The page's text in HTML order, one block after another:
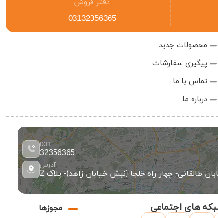
دفتر فروش
03132356365
محصولات جدید
پیگیری سفارشات
تماس با ما
درباره ما
031
32356365
آدرس
طالقانی- چهار راه خلجا (نبش خیابان زاهد)- پلاک 2
های اجتماعی مجوزها